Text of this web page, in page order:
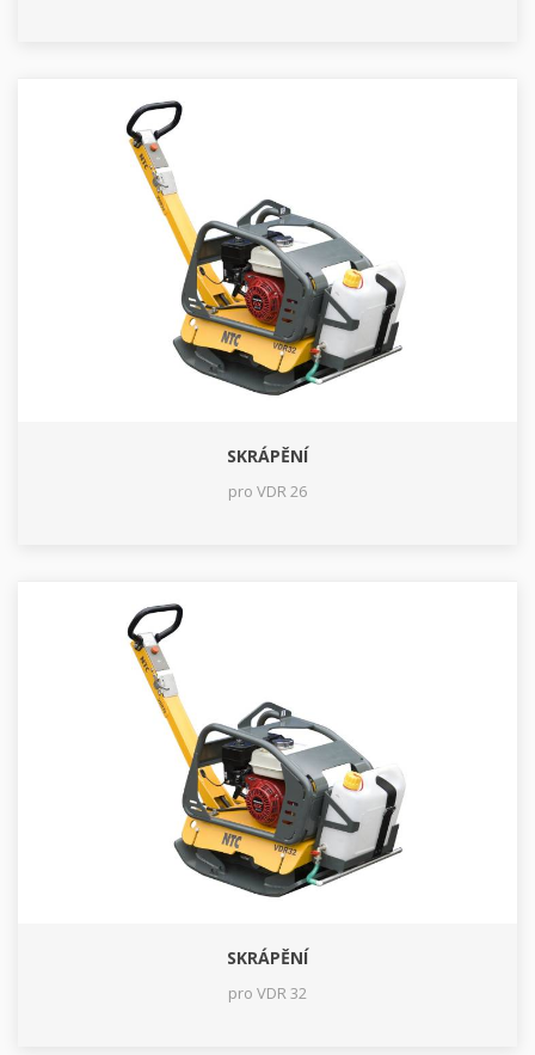
SKRÁPĚNÍ
pro VDR 26
SKRÁPĚNÍ
pro VDR 32